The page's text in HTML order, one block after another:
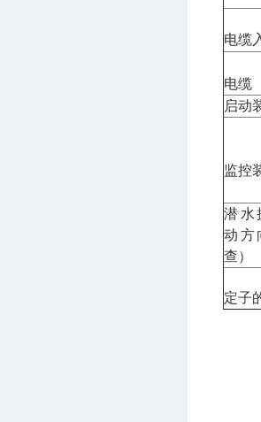
电缆
电缆
启动
监控
潜水
动方
查）
定子